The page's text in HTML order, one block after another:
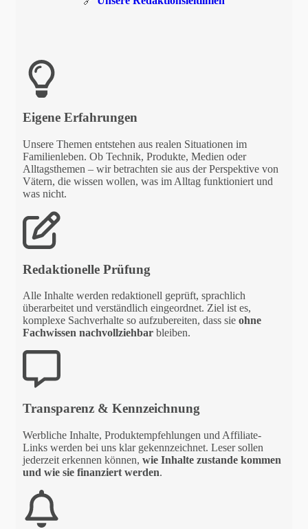
Eigene Erfahrungen
Unsere Themen entstehen aus realen Situationen im
Familienleben. Ob Technik, Produkte, Medien oder
Alltagsthemen – wir betrachten sie aus der Perspektive von
Vätern, die wissen wollen, was im Alltag funktioniert und
was nicht.
Redaktionelle Prüfung
Alle Inhalte werden redaktionell geprüft, sprachlich
überarbeitet und verständlich eingeordnet. Ziel ist es,
komplexe Sachverhalte so aufzubereiten, dass sie ohne
Fachwissen nachvollziehbar bleiben.
Transparenz & Kennzeichnung
Werbliche Inhalte, Produktempfehlungen und Affiliate-
Links werden bei uns klar gekennzeichnet. Leser sollen
jederzeit erkennen können, wie Inhalte zustande kommen
und wie sie finanziert werden.